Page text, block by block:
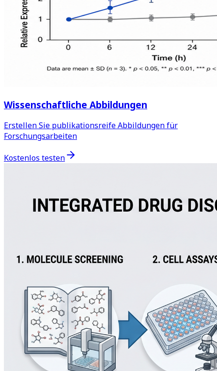
Wissenschaftliche Abbildungen
Erstellen Sie publikationsreife Abbildungen für
Forschungsarbeiten
Kostenlos testen